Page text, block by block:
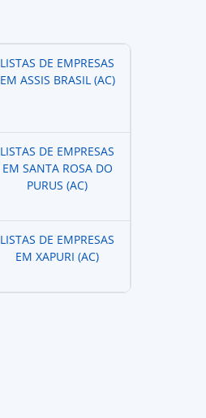
LISTAS DE EMPRESAS
EM ASSIS BRASIL (AC)
LISTAS DE EMPRESAS
EM SANTA ROSA DO
PURUS (AC)
LISTAS DE EMPRESAS
EM XAPURI (AC)